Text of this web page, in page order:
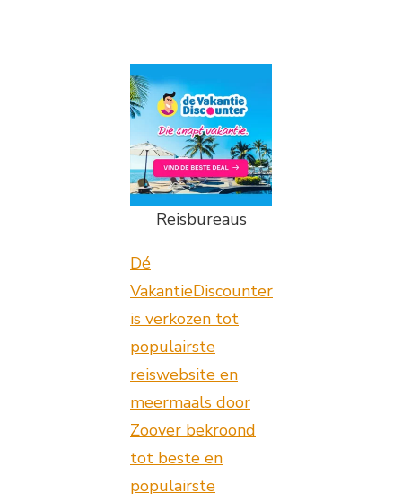
Reisbureaus
Dé
VakantieDiscounter
is verkozen tot
populairste
reiswebsite en
meermaals door
Zoover bekroond
tot beste en
populairste